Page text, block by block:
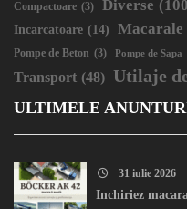
Compactoare (3) Diverse
Incarcatoare (14) Macarale
Pompe de Beton (3) Pompe de Sapa
Transport (48) Utilaje
ULTIMELE
31 iulie 2026
Inchiriez